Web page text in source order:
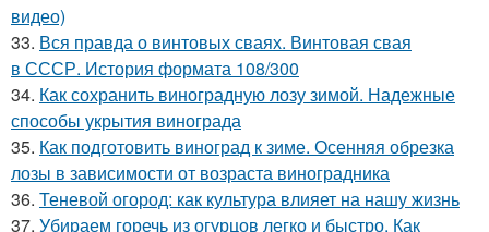
видео)
33. Вся правда о винтовых сваях. Винтовая свая
в СССР. История формата 108/300
34. Как сохранить виноградную лозу зимой. Надежные
способы укрытия винограда
35. Как подготовить виноград к зиме. Осенняя обрезка
лозы в зависимости от возраста виноградника
36. Теневой огород: как культура влияет на нашу жизнь
37. Убираем горечь из огурцов легко и быстро. Как